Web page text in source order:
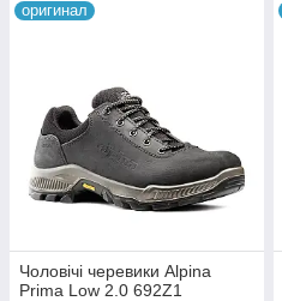
оригинал
Чоловічі черевики Alpina
Prima Low 2.0 692Z1